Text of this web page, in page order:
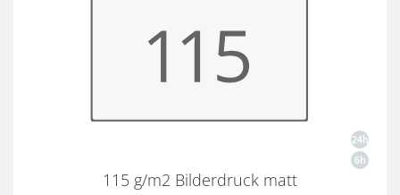
115 g/m2 Bilderdruck matt